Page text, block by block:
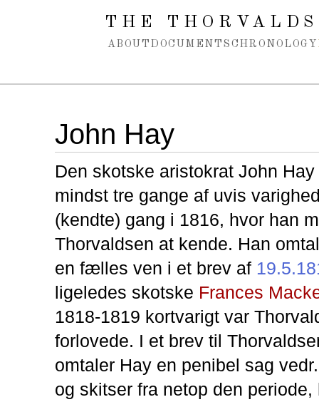
Spring navigation over
THE
ABOUT DOCUMENTS CHRONOLOGY
John Hay
Den skotske aristokrat John
mindst tre gange af uvis
(kendte) gang i 1816, hvor han
Thorvaldsen at kende. Han
en fælles ven i et brev af
ligeledes skotske Frances
1818-1819 kortvarigt var
forlovede. I et brev til
omtaler Hay en penibel sag
og skitser fra netop den periode,